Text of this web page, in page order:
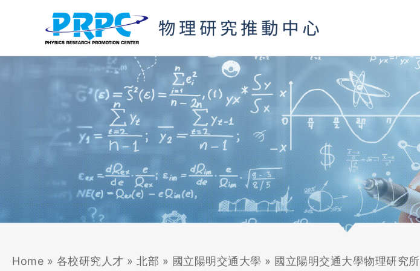
內
容
Home » 各校研究人才 » 北部 » 國立陽明交通大學 » 國立陽明交通大學物理研究所